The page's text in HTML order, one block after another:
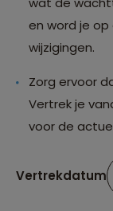
en word je
wijzigingen.
Zorg ervoor
Vertrek je
voor de
Vertrekdatum